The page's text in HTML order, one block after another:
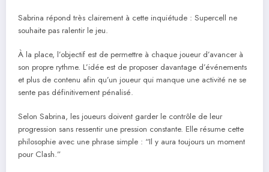
Sabrina répond très clairement à cette inquiétude : Supercell ne
souhaite pas ralentir le jeu.
À la place, l’objectif est de permettre à chaque joueur d’avancer à
son propre rythme. L’idée est de proposer davantage d’événements
et plus de contenu afin qu’un joueur qui manque une activité ne se
sente pas définitivement pénalisé.
Selon Sabrina, les joueurs doivent garder le contrôle de leur
progression sans ressentir une pression constante. Elle résume cette
philosophie avec une phrase simple : “Il y aura toujours un moment
pour Clash.”